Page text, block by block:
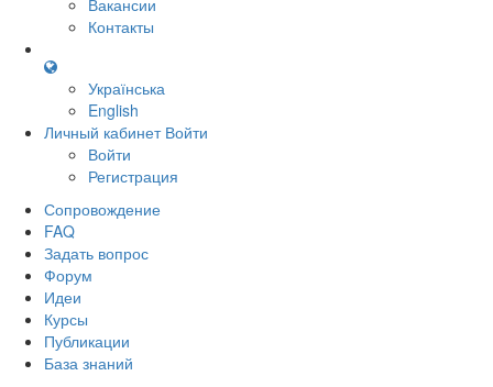
Контакты
Українська
English
Личный кабинет Войти
Войти
Регистрация
Сопровождение
FAQ
Задать вопрос
Форум
Идеи
Курсы
Публикации
База знаний